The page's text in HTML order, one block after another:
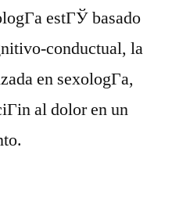
estГЎ basado
conductual, la
en sexologГ­a,
al dolor en un